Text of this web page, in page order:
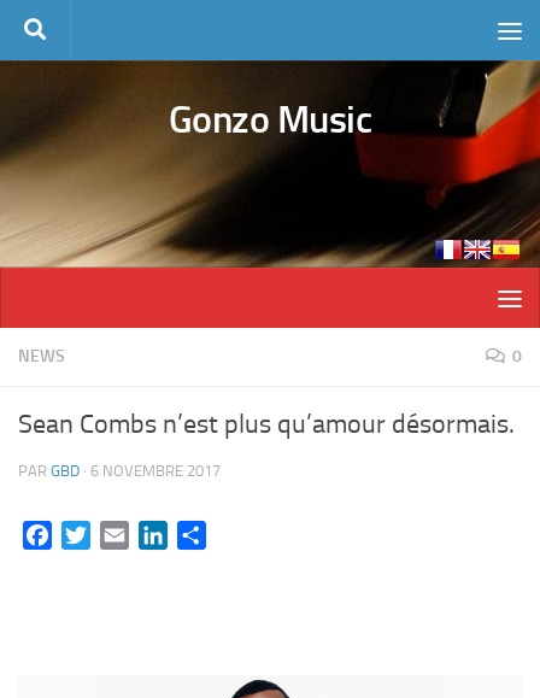
Skip to content
Gonzo Music
NEWS 0
Sean Combs n’est plus qu’amour désormais.
PAR GBD · 6 NOVEMBRE 2017
FacebookTwitterEmail LinkedIn